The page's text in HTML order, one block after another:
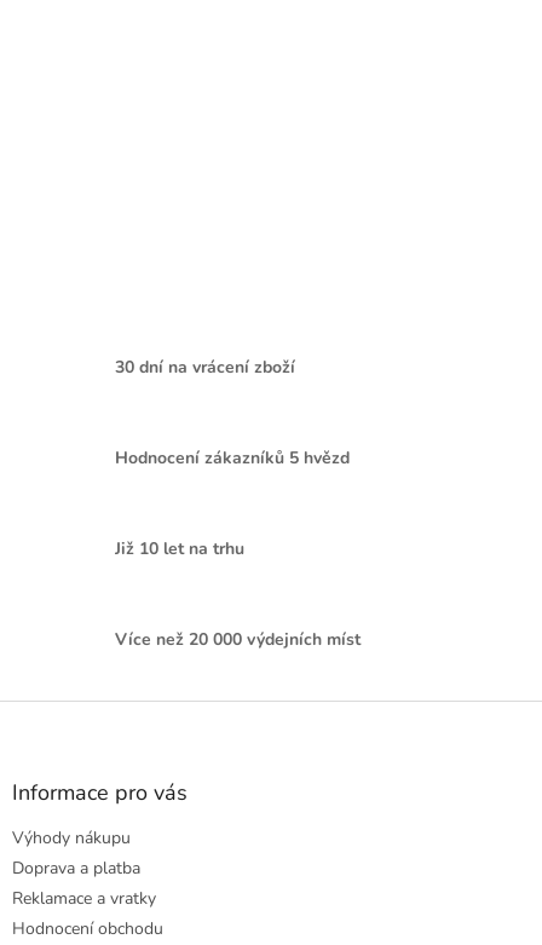
30 dní na vrácení zboží
Hodnocení zákazníků 5 hvězd
Již 10 let na trhu
Více než 20 000 výdejních míst
Z
Informace pro vás
Výhody nákupu
Doprava a platba
Reklamace a vratky
Hodnocení obchodu